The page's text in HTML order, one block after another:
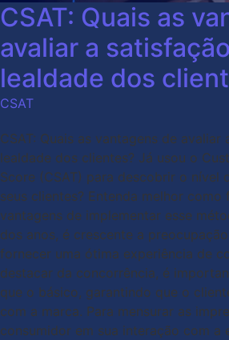
CSAT: Quais as
avaliar a
lealdade dos
CSAT
CSAT: Quais as vantagens de avaliar
lealdade dos clientes? Já usou o
Score (CSAT) para descobrir o nível
seus clientes? Entenda melhor como
vantagens de implementar esse
dos anos, é crescente a
fornecer uma ótima experiência de
destacar da concorrência, é
que o básico, garantindo que o
com a marca. Para mensurar as
consumidor em sua interação com a